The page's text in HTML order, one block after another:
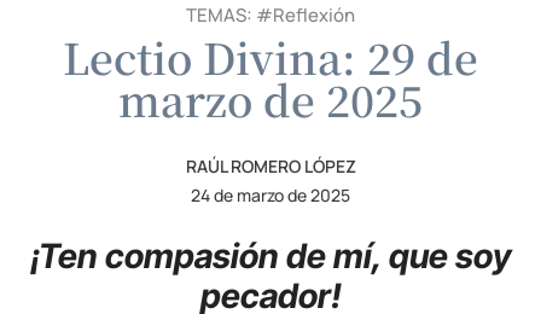
TEMAS: #Reflexión
Lectio Divina: 29 de
marzo de 2025
RAÚL ROMERO LÓPEZ
24 de marzo de 2025
¡Ten compasión de mí, que soy
pecador!